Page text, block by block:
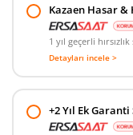
Kazaen Hasar &
1 yıl geçerli
Detayları incele >
+2 Yıl Ek Garanti